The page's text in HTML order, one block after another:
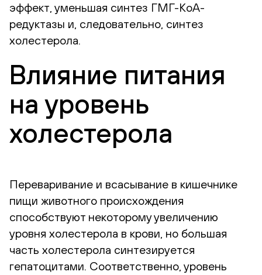
эффект, уменьшая синтез ГМГ-КоА-
редуктазы и, следовательно, синтез
холестерола.
Влияние питания
на уровень
холестерола
Переваривание и всасывание в кишечнике
пищи животного происхождения
способствуют некоторому увеличению
уровня холестерола в крови, но большая
часть холестерола синтезируется
гепатоцитами. Соответственно, уровень